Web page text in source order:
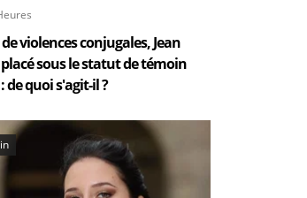
violences conjugales, Jean
sous le statut de témoin
de quoi s'agit-il ?